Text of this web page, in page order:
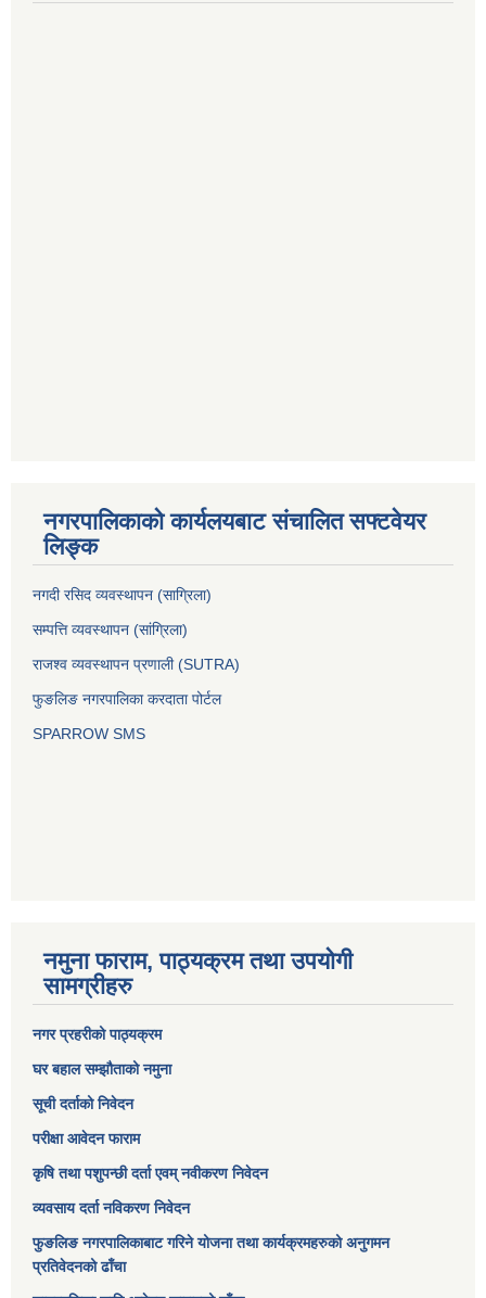
नगरपालिकाको कार्यलयबाट संचालित सफ्टवेयर
लिङ्क
नगदी रसिद व्यवस्थापन (साग्रिला)
सम्पत्ति व्यवस्थापन (सांग्रिला)
राजश्व व्यवस्थापन प्रणाली (SUTRA)
फुङलिङ नगरपालिका करदाता पोर्टल
SPARROW SMS
नमुना फाराम, पाठ्यक्रम तथा उपयोगी
सामग्रीहरु
नगर प्रहरीको पाठ्यक्रम
घर बहाल सम्झौताको नमुना
सूची दर्ताको निवेदन
परीक्षा आवेदन फाराम
कृषि तथा पशुपन्छी दर्ता एवम् नवीकरण निवेदन
व्यवसाय दर्ता नविकरण निवेदन
फुङलिङ नगरपालिकाबाट गरिने योजना तथा कार्यक्रमहरुको अनुगमन
प्रतिवेदनको ढाँचा